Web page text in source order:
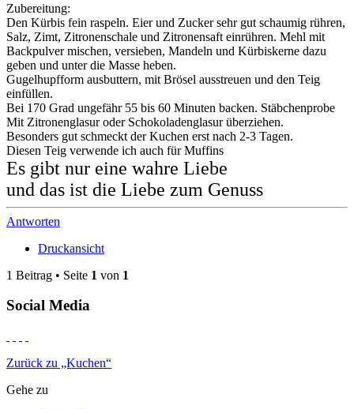
Zubereitung:
Den Kürbis fein raspeln. Eier und Zucker sehr gut schaumig rühren,
Salz, Zimt, Zitronenschale und Zitronensaft einrühren. Mehl mit
Backpulver mischen, versieben, Mandeln und Kürbiskerne dazu
geben und unter die Masse heben.
Gugelhupfform ausbuttern, mit Brösel ausstreuen und den Teig
einfüllen.
Bei 170 Grad ungefähr 55 bis 60 Minuten backen. Stäbchenprobe
Mit Zitronenglasur oder Schokoladenglasur überziehen.
Besonders gut schmeckt der Kuchen erst nach 2-3 Tagen.
Diesen Teig verwende ich auch für Muffins
Es gibt nur eine wahre Liebe
und das ist die Liebe zum Genuss
Antworten
Druckansicht
1 Beitrag • Seite 1 von 1
Social Media
Zurück zu „Kuchen“
Gehe zu